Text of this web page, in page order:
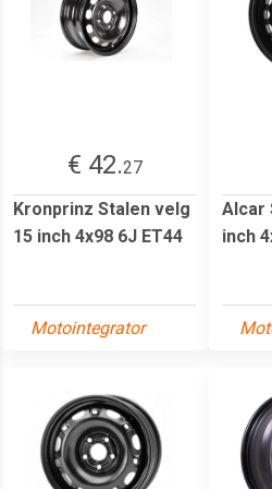
€ 42.27
Kronprinz Stalen velg
15 inch 4x98 6J ET44
Motointegrator
Alcar
inch